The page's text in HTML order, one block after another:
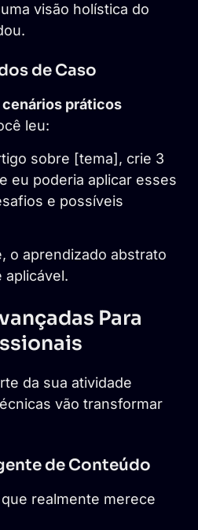
visão holística do
de Caso
cenários práticos
leu:
sobre [tema], crie 3
eu poderia aplicar esses
e possíveis
o aprendizado abstrato
Para
da sua atividade
vão transformar
de Conteúdo
realmente merece